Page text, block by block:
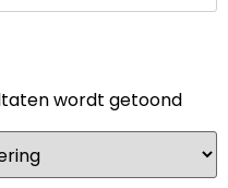
wordt getoond